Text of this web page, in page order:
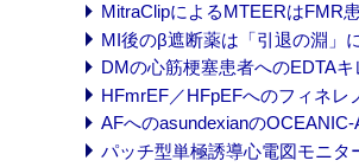
MitraClipによるMTEERはFMR
MI後のβ遮断薬は「引退の淵」
DMの心筋梗塞患者へのEDTA
HFmrEF／HFpEFへのフィネレ
AFへのasundexianの
パッチ型単極誘導心電図モニタ